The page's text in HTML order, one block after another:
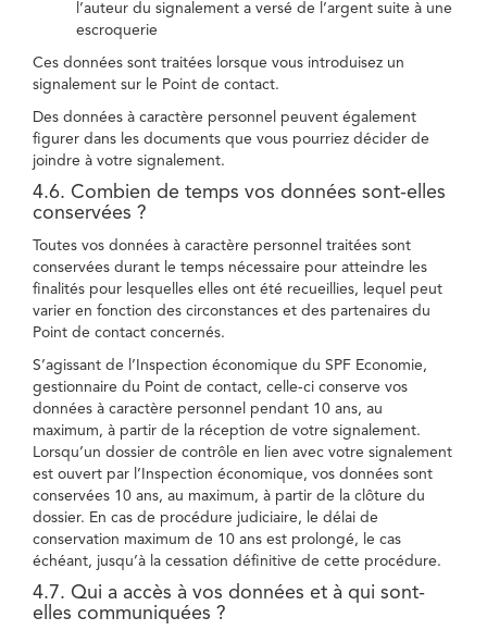
l’auteur du signalement a versé de l’argent suite à une
escroquerie
Ces données sont traitées lorsque vous introduisez un
signalement sur le Point de contact.
Des données à caractère personnel peuvent également
figurer dans les documents que vous pourriez décider de
joindre à votre signalement.
4.6. Combien de temps vos données sont-elles
conservées ?
Toutes vos données à caractère personnel traitées sont
conservées durant le temps nécessaire pour atteindre les
finalités pour lesquelles elles ont été recueillies, lequel peut
varier en fonction des circonstances et des partenaires du
Point de contact concernés.
S’agissant de l’Inspection économique du SPF Economie,
gestionnaire du Point de contact, celle-ci conserve vos
données à caractère personnel pendant 10 ans, au
maximum, à partir de la réception de votre signalement.
Lorsqu’un dossier de contrôle en lien avec votre signalement
est ouvert par l’Inspection économique, vos données sont
conservées 10 ans, au maximum, à partir de la clôture du
dossier. En cas de procédure judiciaire, le délai de
conservation maximum de 10 ans est prolongé, le cas
échéant, jusqu’à la cessation définitive de cette procédure.
4.7. Qui a accès à vos données et à qui sont-
elles communiquées ?